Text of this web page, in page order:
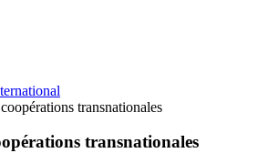
transnationales
transnationales